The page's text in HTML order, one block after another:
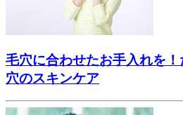
毛穴に合わせたお手入れを
穴のスキンケア